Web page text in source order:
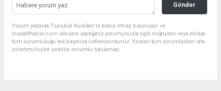
Gönder
Yorum yazarak Topluluk Kuralları’nı kabul etmiş bulunuyor ve
inovatifhaber.com sitesine yaptığınız yorumunuzla ilgili doğrudan veya dolaylı
tüm sorumluluğu tek başınıza üstleniyorsunuz. Yazılan tüm yorumlardan site
yönetimi hiçbir şekilde sorumlu tutulamaz.